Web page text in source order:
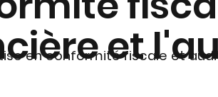
et
en conformité fiscale et